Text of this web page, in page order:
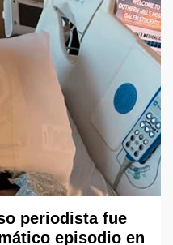
periodista fue
episodio en